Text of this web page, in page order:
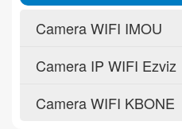
Camera WIFI IMOU
Camera IP WIFI Ezviz
Camera WIFI KBONE